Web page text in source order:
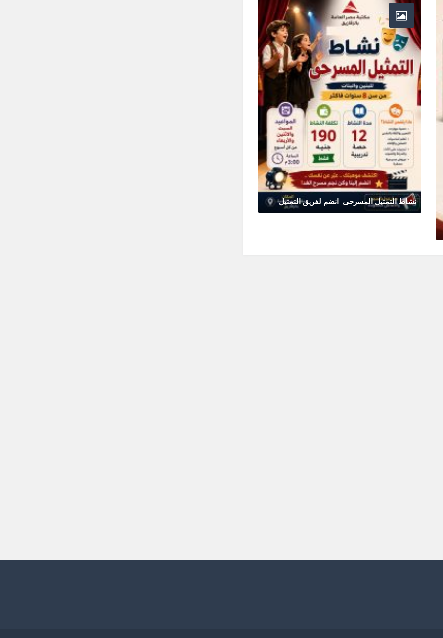
نشاط التمثيل المسرحى انضم لفريق التمثيل